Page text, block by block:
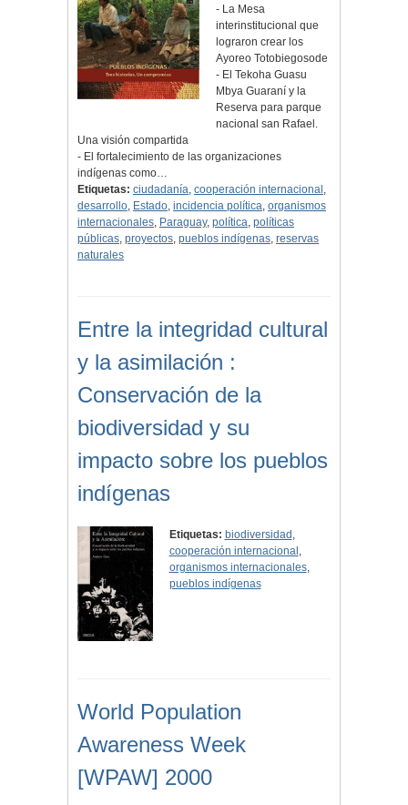
- La Mesa
interinstitucional que
lograron crear los
Ayoreo Totobiegosode
- El Tekoha Guasu
Mbya Guaraní y la
Reserva para parque
nacional san Rafael.
Una visión compartida
- El fortalecimiento de las organizaciones
indígenas como…
Etiquetas: ciudadanía, cooperación internacional ,
desarrollo, Estado, incidencia política, organismos
internacionales, Paraguay, política, políticas
públicas, proyectos, pueblos indígenas, reservas
naturales
Entre la integridad cultural
y la asimilación :
Conservación de la
biodiversidad y su
impacto sobre los pueblos
indígenas
Etiquetas: biodiversidad ,
cooperación internacional ,
organismos internacionales,
pueblos indígenas
World Population
Awareness Week
[WPAW] 2000